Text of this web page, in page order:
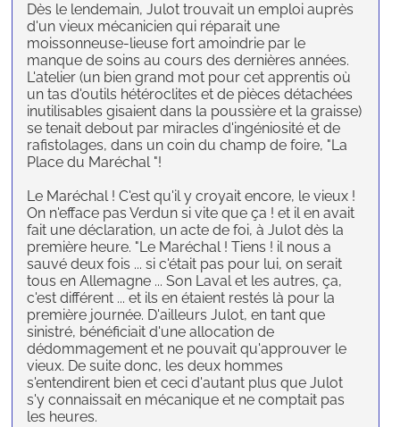
Dès le lendemain, Julot trouvait un emploi auprès
d'un vieux mécanicien qui réparait une
moissonneuse-lieuse fort amoindrie par le
manque de soins au cours des dernières années.
L'atelier (un bien grand mot pour cet apprentis où
un tas d'outils hétéroclites et de pièces détachées
inutilisables gisaient dans la poussière et la graisse)
se tenait debout par miracles d'ingéniosité et de
rafistolages, dans un coin du champ de foire, "La
Place du Maréchal "!
Le Maréchal ! C'est qu'il y croyait encore, le vieux !
On n'efface pas Verdun si vite que ça ! et il en avait
fait une déclaration, un acte de foi, à Julot dès la
première heure. "Le Maréchal ! Tiens ! il nous a
sauvé deux fois ... si c'était pas pour lui, on serait
tous en Allemagne ... Son Laval et les autres, ça,
c'est différent ... et ils en étaient restés là pour la
première journée. D'ailleurs Julot, en tant que
sinistré, bénéficiait d'une allocation de
dédommagement et ne pouvait qu'approuver le
vieux. De suite donc, les deux hommes
s'entendirent bien et ceci d'autant plus que Julot
s'y connaissait en mécanique et ne comptait pas
les heures.